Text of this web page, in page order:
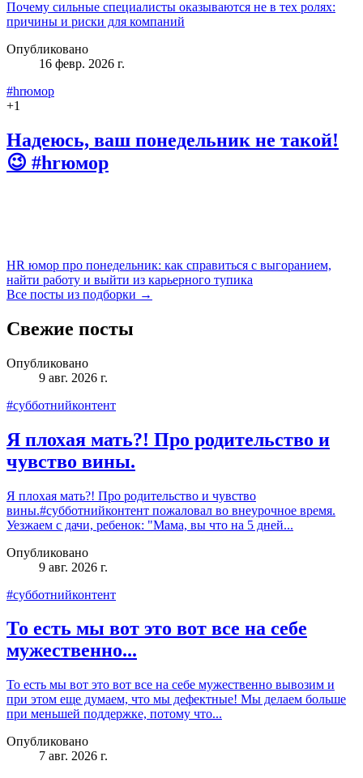
Почему сильные специалисты оказываются не в тех ролях:
причины и риски для компаний
Опубликовано
16 февр. 2026 г.
#hrюмор
+1
Надеюсь, ваш понедельник не такой!
😉 #hrюмор
HR юмор про понедельник: как справиться с выгоранием,
найти работу и выйти из карьерного тупика
Все посты из подборки →
Свежие посты
Опубликовано
9 авг. 2026 г.
#субботнийконтент
Я плохая мать?! Про родительство и
чувство вины.
Я плохая мать?! Про родительство и чувство
вины.#субботнийконтент пожаловал во внеурочное время.
Уезжаем с дачи, ребенок: "Мама, вы что на 5 дней...
Опубликовано
9 авг. 2026 г.
#субботнийконтент
То есть мы вот это вот все на себе
мужественно...
То есть мы вот это вот все на себе мужественно вывозим и
при этом еще думаем, что мы дефектные! Мы делаем больше
при меньшей поддержке, потому что...
Опубликовано
7 авг. 2026 г.